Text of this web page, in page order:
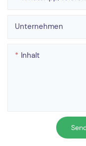
Unternehmen
Inhalt